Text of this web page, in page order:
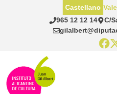
965 12 12 14
C/
Castellano